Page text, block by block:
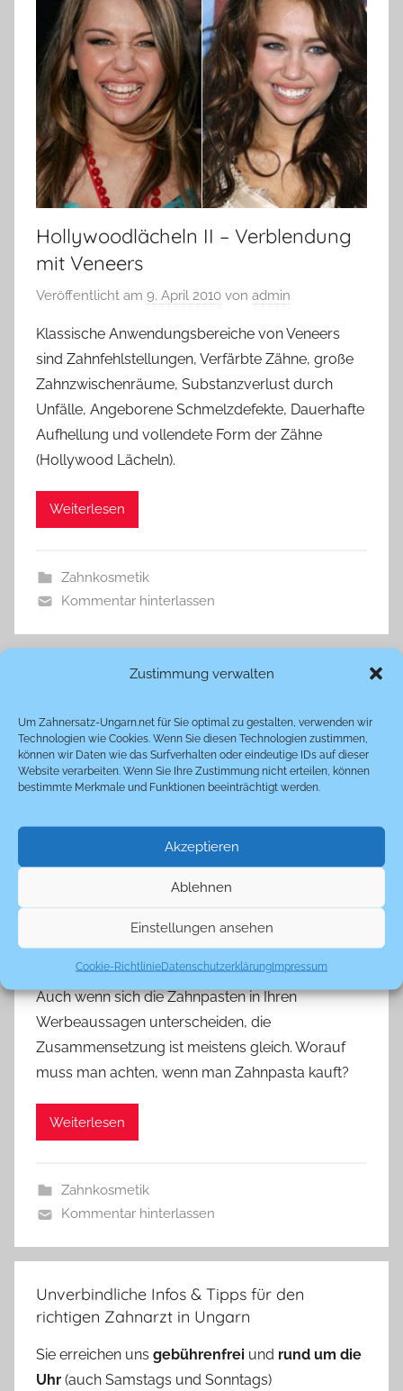
Zustimmung verwalten
Um Zahnersatz-Ungarn.net für Sie optimal zu gestalten, verwenden wir
Technologien wie Cookies. Wenn Sie diesen Technologien zustimmen,
können wir Daten wie das Surfverhalten oder eindeutige IDs auf dieser
Website verarbeiten. Wenn Sie Ihre Zustimmung nicht erteilen, können
bestimmte Merkmale und Funktionen beeinträchtigt werden.
Akzeptieren
Ablehnen
Einstellungen ansehen
Cookie-RichtlinieDatenschutzerklärungImpressum
Hollywoodlächeln II – Verblendung
mit Veneers
Veröffentlicht am 9. April 2010 von admin
Klassische Anwendungsbereiche von Veneers
sind Zahnfehlstellungen, Verfärbte Zähne, große
Zahnzwischenräume, Substanzverlust durch
Unfälle, Angeborene Schmelzdefekte, Dauerhafte
Aufhellung und vollendete Form der Zähne
(Hollywood Lächeln).
Weiterlesen
Zahnkosmetik
Kommentar hinterlassen
Zahnpasta: Welche ist die Richtige?
Veröffentlicht am 28. Dezember 2011 von
Auch wenn sich die Zahnpasten in Ihren
Werbeaussagen unterscheiden, die
Zusammensetzung ist meistens gleich. Worauf
muss man achten, wenn man Zahnpasta kauft?
Weiterlesen
Zahnkosmetik
Kommentar hinterlassen
Unverbindliche Infos & Tipps für den
richtigen Zahnarzt in Ungarn
Sie erreichen uns gebührenfrei und rund um die
Uhr (auch Samstags und Sonntags)